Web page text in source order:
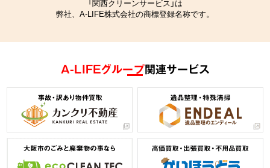
「関西クリーンサービス」は
弊社、A-LIFE株式会社の商標登録名称です。
A-LIFEグループ関連サービス